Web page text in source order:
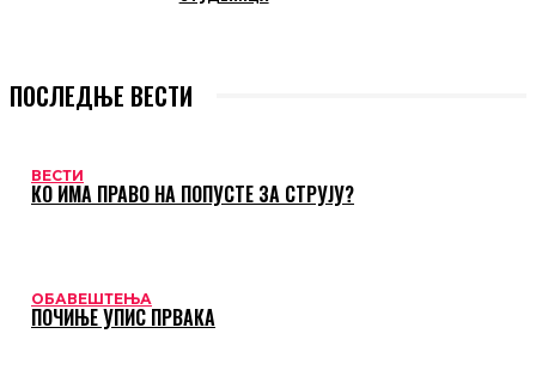
ПОСЛЕДЊЕ ВЕСТИ
ВЕСТИ
КО ИМА ПРАВО НА ПОПУСТЕ ЗА СТРУЈУ?
ОБАВЕШТЕЊА
ПОЧИЊЕ УПИС ПРВАКА